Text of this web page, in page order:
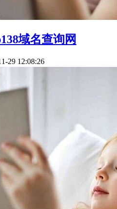
域名查询网
29 12:08:26